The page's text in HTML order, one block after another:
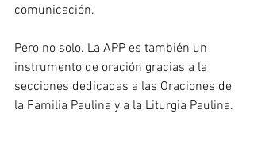
comunicación.
Pero no solo. La APP es también un
instrumento de oración gracias a la
secciones dedicadas a las Oraciones de
la Familia Paulina y a la Liturgia Paulina.